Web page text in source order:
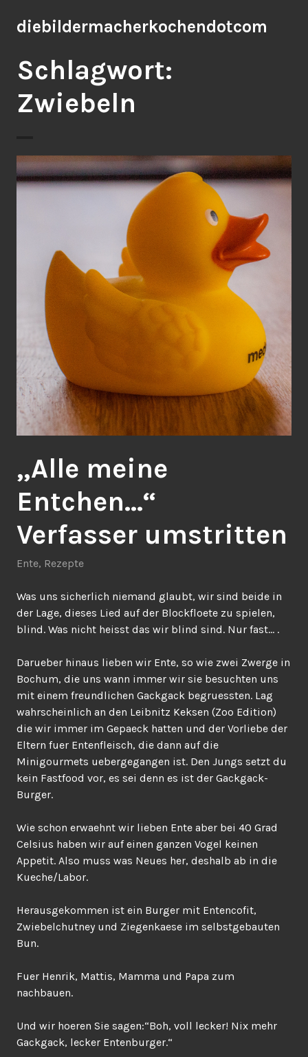
Inhalt
diebildermacherkochendotcom
Schlagwort:
Zwiebeln
„Alle meine
Entchen…“
Verfasser umstritten
Ente, Rezepte
Was uns sicherlich niemand glaubt, wir sind beide in
der Lage, dieses Lied auf der Blockfloete zu spielen,
blind. Was nicht heisst das wir blind sind. Nur fast… .
Darueber hinaus lieben wir Ente, so wie zwei Zwerge in
Bochum, die uns wann immer wir sie besuchten uns
mit einem freundlichen Gackgack begruessten. Lag
wahrscheinlich an den Leibnitz Keksen (Zoo Edition)
die wir immer im Gepaeck hatten und der Vorliebe der
Eltern fuer Entenfleisch, die dann auf die
Minigourmets uebergegangen ist. Den Jungs setzt du
kein Fastfood vor, es sei denn es ist der Gackgack-
Burger.
Wie schon erwaehnt wir lieben Ente aber bei 40 Grad
Celsius haben wir auf einen ganzen Vogel keinen
Appetit. Also muss was Neues her, deshalb ab in die
Kueche/Labor.
Herausgekommen ist ein Burger mit Entencofit,
Zwiebelchutney und Ziegenkaese im selbstgebauten
Bun.
Fuer Henrik, Mattis, Mamma und Papa zum
nachbauen.
Und wir hoeren Sie sagen:“Boh, voll lecker! Nix mehr
Gackgack, lecker Entenburger.“